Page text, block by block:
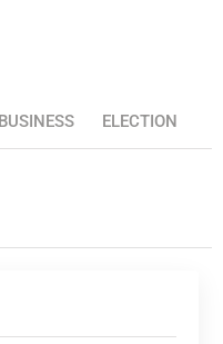
BUSINESS ELECTION